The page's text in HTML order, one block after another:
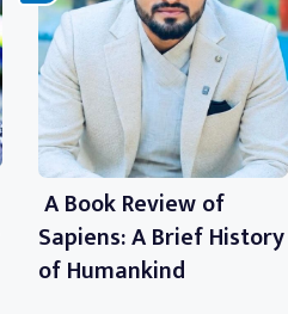
A Book Review of
Sapiens: A Brief History
of Humankind